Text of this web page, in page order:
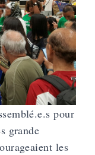
pour
grande
les